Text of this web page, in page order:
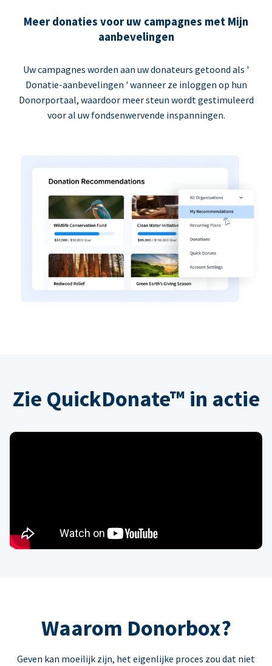
Meer donaties voor uw campagnes met Mijn
aanbevelingen
Uw campagnes worden aan uw donateurs getoond als '
Donatie-aanbevelingen ' wanneer ze inloggen op hun
Donorportaal, waardoor meer steun wordt gestimuleerd
voor al uw fondsenwervende inspanningen.
Zie QuickDonate™ in actie
Waarom Donorbox?
Geven kan moeilijk zijn, het eigenlijke proces zou dat niet